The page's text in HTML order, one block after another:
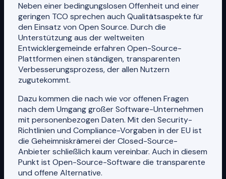
Neben einer bedingungslosen Offenheit und einer
geringen TCO sprechen auch Qualitätsaspekte für
den Einsatz von Open Source. Durch die
Unterstützung aus der weltweiten
Entwicklergemeinde erfahren Open-Source-
Plattformen einen ständigen, transparenten
Verbesserungsprozess, der allen Nutzern
zugutekommt.
Dazu kommen die nach wie vor offenen Fragen
nach dem Umgang großer Software-Unternehmen
mit personenbezogen Daten. Mit den Security-
Richtlinien und Compliance-Vorgaben in der EU ist
die Geheimniskrämerei der Closed-Source-
Anbieter schließlich kaum vereinbar. Auch in diesem
Punkt ist Open-Source-Software die transparente
und offene Alternative.